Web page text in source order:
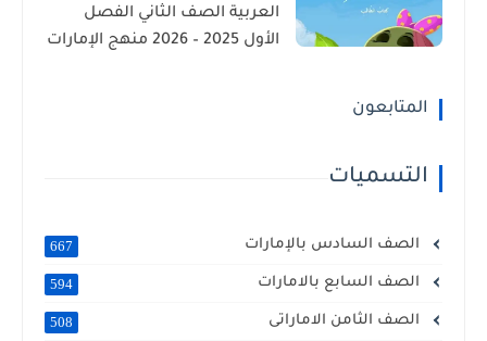
العربية الصف الثاني الفصل
الأول 2025 – 2026 منهج الإمارات
المتابعون
التسميات
الصف السادس بالإمارات 667
الصف السابع بالامارات 594
الصف الثامن الاماراتى 508